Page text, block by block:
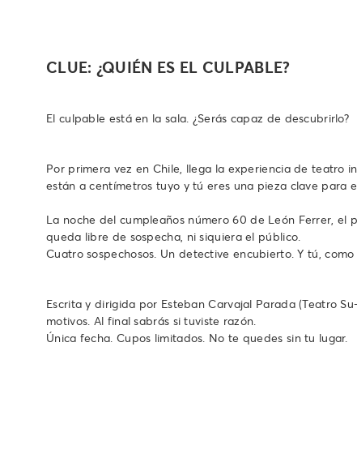
CLUE: ¿QUIÉN ES EL CULPABLE?
El culpable está en la sala. ¿Serás capaz de descubrirlo?
Por primera vez en Chile, llega la experiencia de teatro
están a centímetros tuyo y tú eres una pieza clave para
La noche del cumpleaños número 60 de León Ferrer, el
queda libre de sospecha, ni siquiera el público.
Cuatro sospechosos. Un detective encubierto. Y tú,
Escrita y dirigida por Esteban Carvajal Parada (Teatro
motivos. Al final sabrás si tuviste razón.
Única fecha. Cupos limitados. No te quedes sin tu lugar.